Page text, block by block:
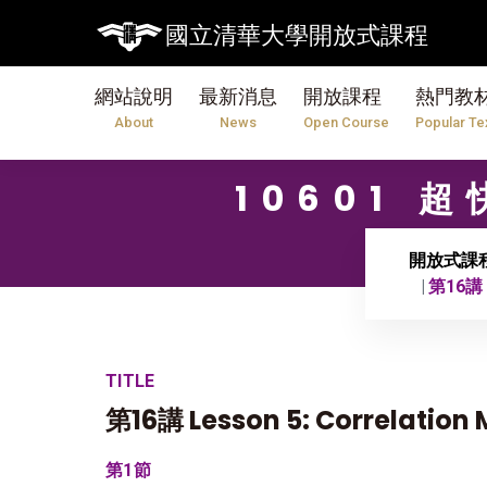
國立清華大學開放式課程
網站說明
About
最新消息
News
開放課程
Open Course
熱門教
Popular
10601
開放式課
第16
TITLE
第16講 Lesson 5:
第1節